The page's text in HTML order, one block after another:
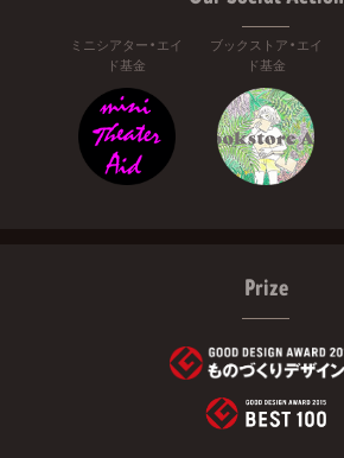
ミニシアター・エイ
ド基金
ブックストア・エイ
ド基金
Prize